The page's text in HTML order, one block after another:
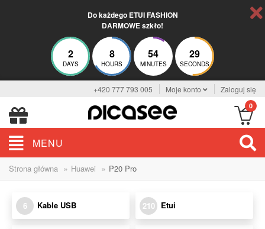
Do każdego ETUI FASHION
DARMOWE szkło!
2
DAYS
8
HOURS
54
MINUTES
28
SECONDS
+420 777 793 005 Moje konto Zaloguj się
0
MENU
Strona główna » Huawei » P20 Pro
6 Kable USB 210 Etui